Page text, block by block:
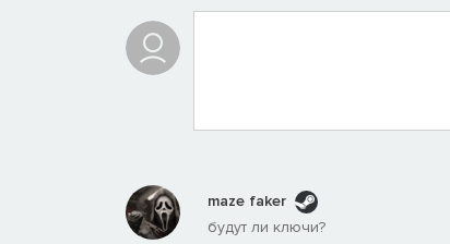
maze faker
будут ли ключи?